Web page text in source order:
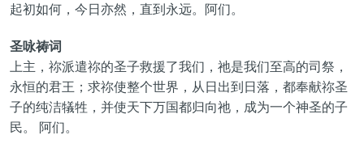
起初如何，今日亦然，直到永远。阿们。
圣咏祷词
上主，祢派遣祢的圣子救援了我们，祂是我们至高的司祭，
永恒的君王；求祢使整个世界，从日出到日落，都奉献祢圣
子的纯洁犠牲，并使天下万国都归向祂，成为一个神圣的子
民。 阿们。